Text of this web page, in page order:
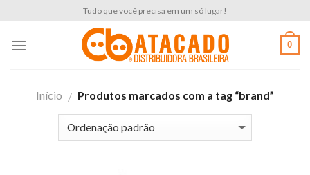
content
Tudo que você precisa em um só lugar!
0
Início / Produtos marcados com a tag “brand”